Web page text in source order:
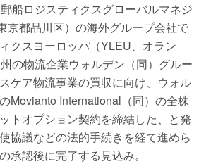
船ロジスティクスグローバルマネジ
京都品川区）の海外グループ会社で
クスヨーロッパ（YLEU、オラン
の物流企業ウォルデン（同）グルー
ケア物流事業の買収に向け、ウォル
Movianto International（同）の全株
トオプション契約を締結した、と発
協議などの法的手続きを経て進めら
承認後に完了する見込み。